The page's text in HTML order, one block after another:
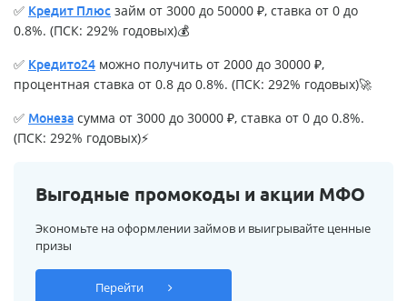
✅ Кредит Плюс займ от 3000 до 50000 ₽, ставка от 0 до
0.8%. (ПСК: 292% годовых)💰
✅ Кредито24 можно получить от 2000 до 30000 ₽,
процентная ставка от 0.8 до 0.8%. (ПСК: 292% годовых)🚀
✅ Монеза сумма от 3000 до 30000 ₽, ставка от 0 до 0.8%.
(ПСК: 292% годовых)⚡
Выгодные промокоды и акции МФО
Экономьте на оформлении займов и выигрывайте ценные
призы
Перейти